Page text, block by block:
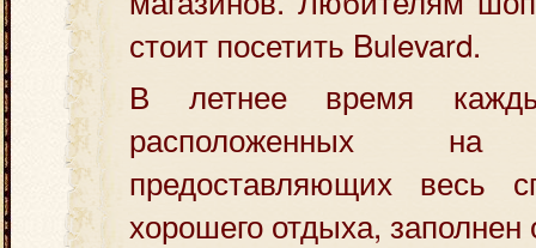
стоит посетить Bulevard.
В летнее время
расположенных
предоставляющих весь
хорошего отдыха,